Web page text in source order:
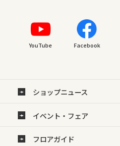
YouTube Facebook
ショップニュース
イベント・フェア
フロアガイド